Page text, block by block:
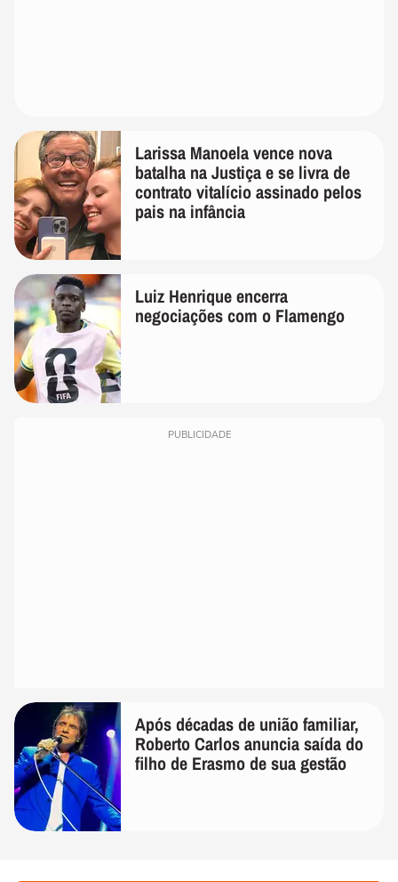
Larissa Manoela vence nova
batalha na Justiça e se livra de
contrato vitalício assinado pelos
pais na infância
Luiz Henrique encerra
negociações com o Flamengo
PUBLICIDADE
Após décadas de união familiar,
Roberto Carlos anuncia saída do
filho de Erasmo de sua gestão